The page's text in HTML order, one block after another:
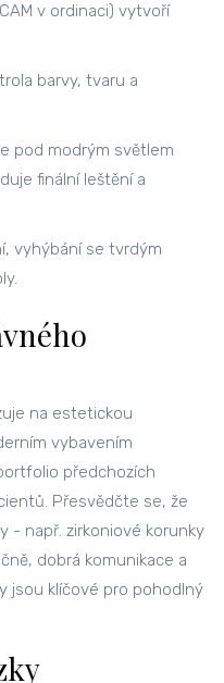
v ordinaci) vytvoří
barvy, tvaru a
pod modrým světlem
finální leštění a
vyhýbání se tvrdým
na estetickou
vybavením
předchozích
Přesvědčte se, že
- např. zirkoniové korunky
dobrá komunikace a
jsou klíčové pro pohodlný